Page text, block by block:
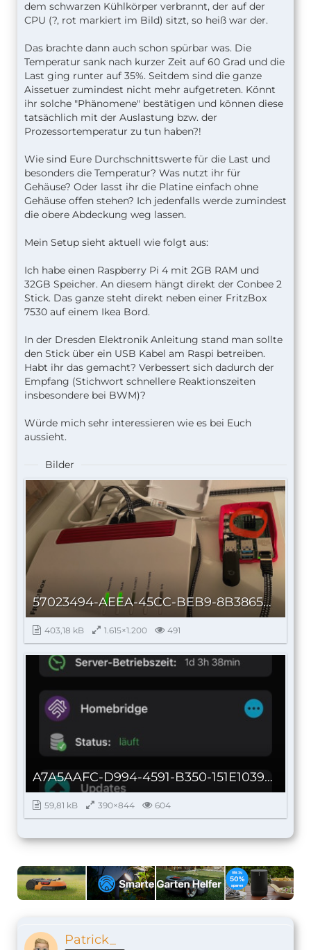
dem schwarzen Kühlkörper verbrannt, der auf der
CPU (?, rot markiert im Bild) sitzt, so heiß war der.
Das brachte dann auch schon spürbar was. Die
Temperatur sank nach kurzer Zeit auf 60 Grad und die
Last ging runter auf 35%. Seitdem sind die ganze
Aissetuer zumindest nicht mehr aufgetreten. Könnt
ihr solche "Phänomene" bestätigen und können diese
tatsächlich mit der Auslastung bzw. der
Prozessortemperatur zu tun haben?!
Wie sind Eure Durchschnittswerte für die Last und
besonders die Temperatur? Was nutzt ihr für
Gehäuse? Oder lasst ihr die Platine einfach ohne
Gehäuse offen stehen? Ich jedenfalls werde zumindest
die obere Abdeckung weg lassen.
Mein Setup sieht aktuell wie folgt aus:
Ich habe einen Raspberry Pi 4 mit 2GB RAM und
32GB Speicher. An diesem hängt direkt der Conbee 2
Stick. Das ganze steht direkt neben einer FritzBox
7530 auf einem Ikea Bord.
In der Dresden Elektronik Anleitung stand man sollte
den Stick über ein USB Kabel am Raspi betreiben.
Habt ihr das gemacht? Verbessert sich dadurch der
Empfang (Stichwort schnellere Reaktionszeiten
insbesondere bei BWM)?
Würde mich sehr interessieren wie es bei Euch
aussieht.
Bilder
57023494-AEEA-45CC-BEB9-8B38658DAA66_autoscaled.jpg
403,18 kB 1.615×1.200 491
A7A5AAFC-D994-4591-B350-151E1039C004_autoscaled.jpg
59,81 kB 390×844 604
Patrick_